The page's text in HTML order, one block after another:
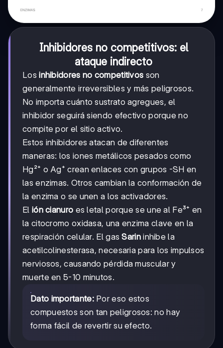
Inhibidores no competitivos: el
ataque indirecto
Losinhibidores no competitivos son
generalmente irreversibles y más peligrosos.
No importa cuánto sustrato agregues, el
inhibidor seguirá siendo efectivo porque no
compite por el sitio activo.
Estos inhibidores atacan de diferentes
maneras: los iones metálicos pesados como
Hg²⁺ o Ag⁺ crean enlaces con grupos -SH en
las enzimas. Otros cambian la conformación de
la enzima o se unen a los activadores.
El ión cianuro es letal porque se une al Fe³⁺ en
la citocromo oxidasa, una enzima clave en la
respiración celular. El gasSarininhibe la
acetilcolinesterasa, necesaria para los impulsos
nerviosos, causando pérdida muscular y
muerte en 5-10 minutos.
Dato importante:Por eso estos
compuestos son tan peligrosos: no hay
forma fácil de revertir su efecto.